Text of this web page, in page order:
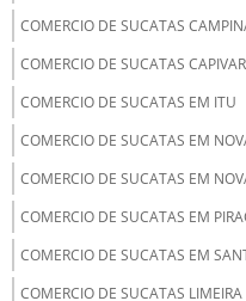
COMERCIO DE SUCATAS
COMERCIO DE SUCATAS
COMERCIO DE SUCATAS EM ITU
COMERCIO DE SUCATAS EM
COMERCIO DE SUCATAS EM
COMERCIO DE SUCATAS EM
COMERCIO DE SUCATAS EM
COMERCIO DE SUCATAS LIMEIRA